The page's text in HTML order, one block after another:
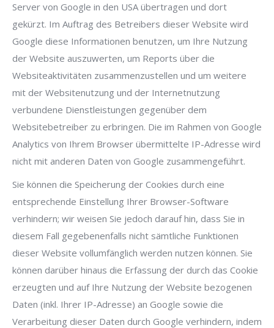
Server von Google in den USA übertragen und dort
gekürzt. Im Auftrag des Betreibers dieser Website wird
Google diese Informationen benutzen, um Ihre Nutzung
der Website auszuwerten, um Reports über die
Websiteaktivitäten zusammenzustellen und um weitere
mit der Websitenutzung und der Internetnutzung
verbundene Dienstleistungen gegenüber dem
Websitebetreiber zu erbringen. Die im Rahmen von Google
Analytics von Ihrem Browser übermittelte IP-Adresse wird
nicht mit anderen Daten von Google zusammengeführt.
Sie können die Speicherung der Cookies durch eine
entsprechende Einstellung Ihrer Browser-Software
verhindern; wir weisen Sie jedoch darauf hin, dass Sie in
diesem Fall gegebenenfalls nicht sämtliche Funktionen
dieser Website vollumfänglich werden nutzen können. Sie
können darüber hinaus die Erfassung der durch das Cookie
erzeugten und auf Ihre Nutzung der Website bezogenen
Daten (inkl. Ihrer IP-Adresse) an Google sowie die
Verarbeitung dieser Daten durch Google verhindern, indem